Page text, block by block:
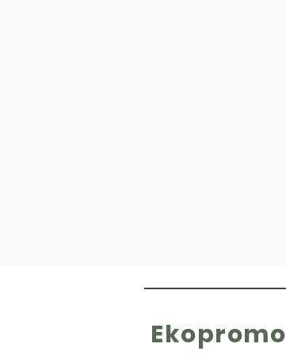
Ekopromo